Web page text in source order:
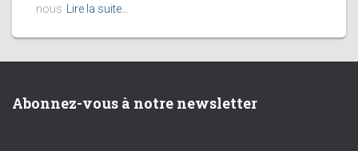
nous
Lire la suite…
Abonnez-vous à notre newsletter